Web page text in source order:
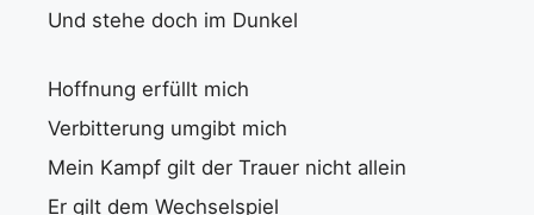
Und stehe doch im Dunkel
Hoffnung erfüllt mich
Verbitterung umgibt mich
Mein Kampf gilt der Trauer nicht allein
Er gilt dem Wechselspiel